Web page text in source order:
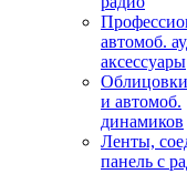
автомоб.
аксессуары
и автомоб.
динамиков
Ленты,
панель с